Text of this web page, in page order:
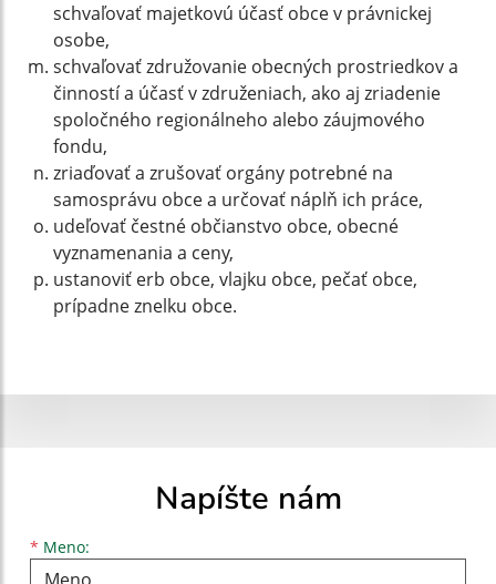
schvaľovať majetkovú účasť obce v právnickej
osobe,
schvaľovať združovanie obecných prostriedkov a
činností a účasť v združeniach, ako aj zriadenie
spoločného regionálneho alebo záujmového
fondu,
zriaďovať a zrušovať orgány potrebné na
samosprávu obce a určovať náplň ich práce,
udeľovať čestné občianstvo obce, obecné
vyznamenania a ceny,
ustanoviť erb obce, vlajku obce, pečať obce,
prípadne znelku obce.
Napíšte nám
* Meno:
Meno
Priezvisko
E-mailová adresa